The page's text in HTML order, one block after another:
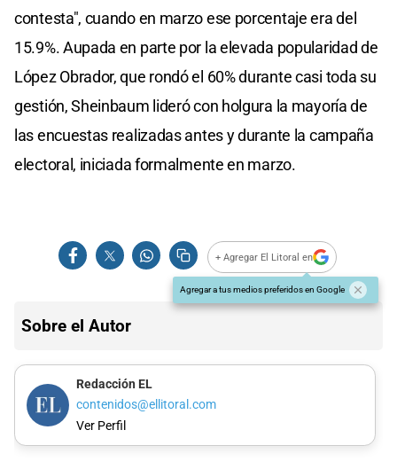
contesta", cuando en marzo ese porcentaje era del
15.9%. Aupada en parte por la elevada popularidad de
López Obrador, que rondó el 60% durante casi toda su
gestión, Sheinbaum lideró con holgura la mayoría de
las encuestas realizadas antes y durante la campaña
electoral, iniciada formalmente en marzo.
+ Agregar El Litoral en
Agregar a tus medios preferidos en Google
Sobre el Autor
Redacción EL
contenidos@ellitoral.com
Ver Perfil